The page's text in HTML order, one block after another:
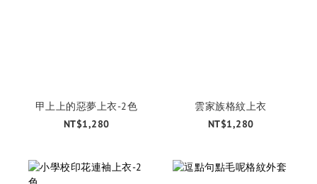
甲上上的惡夢上衣-2色
NT$1,280
雲家族格紋上衣
NT$1,280